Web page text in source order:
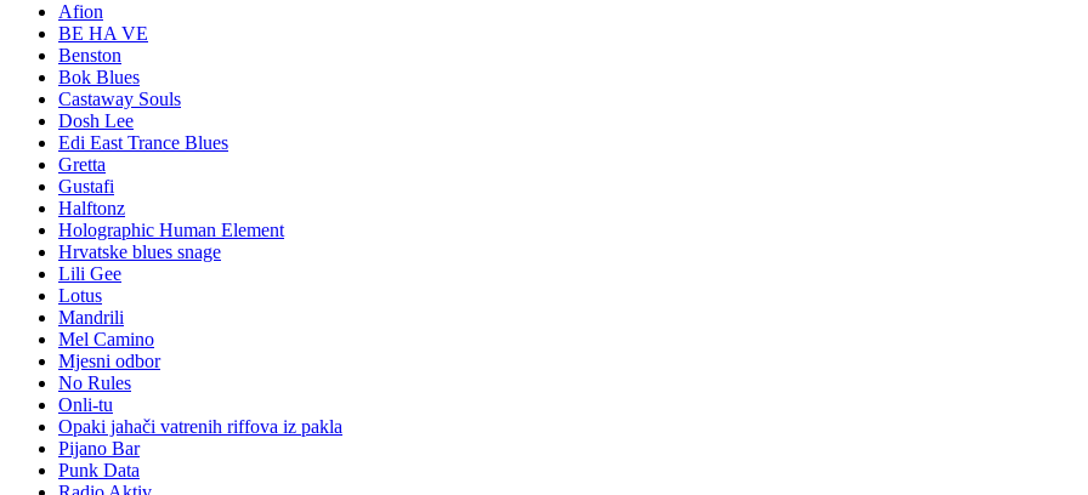
Afion
BE HA VE
Benston
Bok Blues
Castaway Souls
Dosh Lee
Edi East Trance Blues
Gretta
Gustafi
Halftonz
Holographic Human Element
Hrvatske blues snage
Lili Gee
Lotus
Mandrili
Mel Camino
Mjesni odbor
No Rules
Onli-tu
Opaki jahači vatrenih riffova iz pakla
Pijano Bar
Punk Data